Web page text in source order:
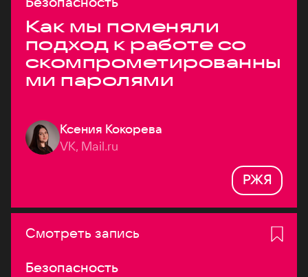
Как мы поменяли
подход к работе со
скомпрометированны
ми паролями
Ксения Кокорева
VK, Mail.ru
РЖЯ
Смотреть запись
Безопасность